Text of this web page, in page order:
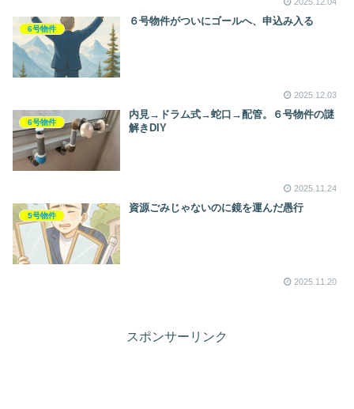
2025.12.04
6号物件
６号物件がついにゴールへ、申込み入る
2025.12.03
6号物件
内見→ドラム式→蛇口→配管。６号物件の謎
解きDIY
2025.11.24
5号物件
資源ごみじゃないのに鏡を運んだ愚行
2025.11.20
スポンサーリンク